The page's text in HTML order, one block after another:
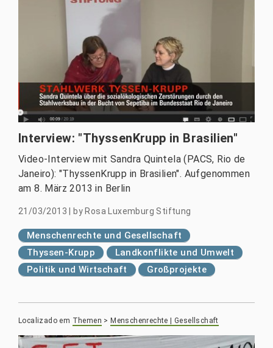
Interview: "ThyssenKrupp in Brasilien"
Video-Interview mit Sandra Quintela (PACS, Rio de
Janeiro): "ThyssenKrupp in Brasilien". Aufgenommen
am 8. März 2013 in Berlin
21/03/2013 by Rosa Luxemburg Stiftung
Menschenrechte und Gesellschaft
Thyssen-Krupp
Landkonflikte und Umwelt
Politik und Wirtschaft
Großprojekte
Localizado em Themen > Menschenrechte | Gesellschaft